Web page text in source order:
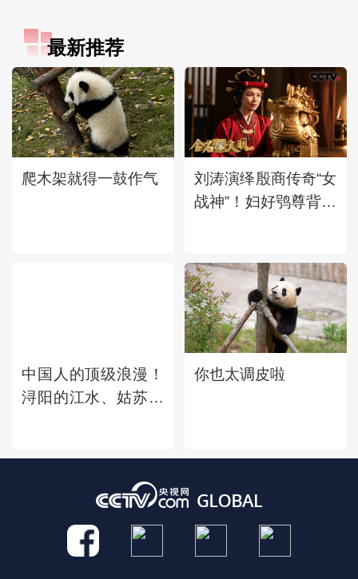
最新推荐
爬木架就得一鼓作气
刘涛演绎殷商传奇“女
战神”！妇好鸮尊背后
中国人的顶级浪漫！
浔阳的江水、姑苏的
你也太调皮啦